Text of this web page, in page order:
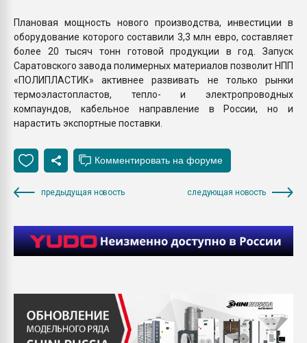
Плановая мощность нового производства, инвестиции в
оборудование которого составили 3,3 млн евро, составляет
более 20 тысяч тонн готовой продукции в год. Запуск
Саратовского завода полимерных материалов позволит НПП
«ПОЛИПЛАСТИК» активнее развивать не только рынки
термоэластопластов, тепло- и электропроводных
компаундов, кабельное направление в России, но и
нарастить экспортные поставки.
предыдущая новость следующая новость